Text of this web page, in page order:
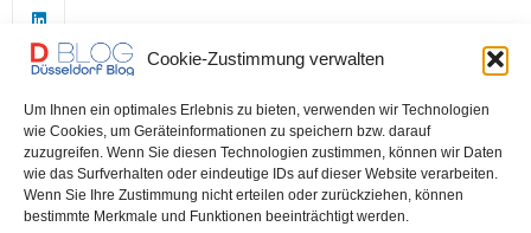
Cookie-Zustimmung verwalten
Um Ihnen ein optimales Erlebnis zu bieten, verwenden wir Technologien
wie Cookies, um Geräteinformationen zu speichern bzw. darauf
zuzugreifen. Wenn Sie diesen Technologien zustimmen, können wir Daten
wie das Surfverhalten oder eindeutige IDs auf dieser Website verarbeiten.
Wenn Sie Ihre Zustimmung nicht erteilen oder zurückziehen, können
bestimmte Merkmale und Funktionen beeinträchtigt werden.